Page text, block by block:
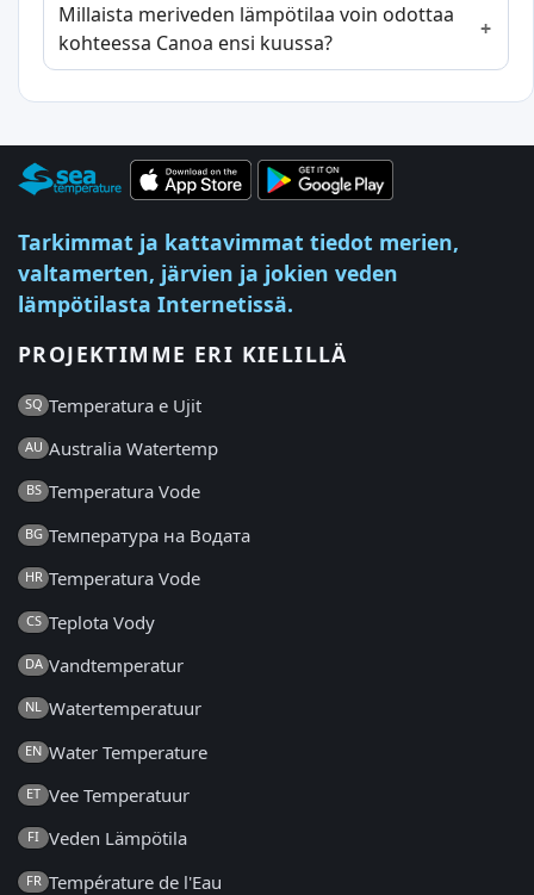
Millaista meriveden lämpötilaa voin odottaa
kohteessa Canoa ensi kuussa?
Tarkimmat ja kattavimmat tiedot merien,
valtamerten, järvien ja jokien veden
lämpötilasta Internetissä.
PROJEKTIMME ERI KIELILLÄ
SQ Temperatura e Ujit
AU Australia Watertemp
BS Temperatura Vode
BG Температура на Водата
HR Temperatura Vode
CS Teplota Vody
DA Vandtemperatur
NL Watertemperatuur
EN Water Temperature
ET Vee Temperatuur
FI Veden Lämpötila
FR Température de l'Eau